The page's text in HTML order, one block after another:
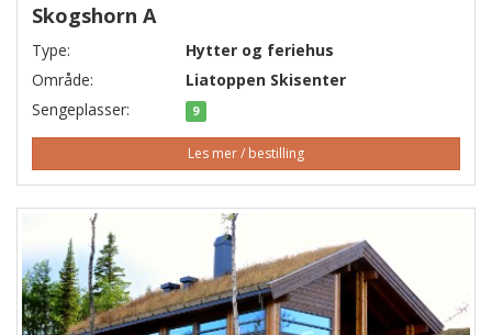
Skogshorn A
Type:
Hytter og feriehus
Område:
Liatoppen Skisenter
Sengeplasser:
9
Les mer / bestilling